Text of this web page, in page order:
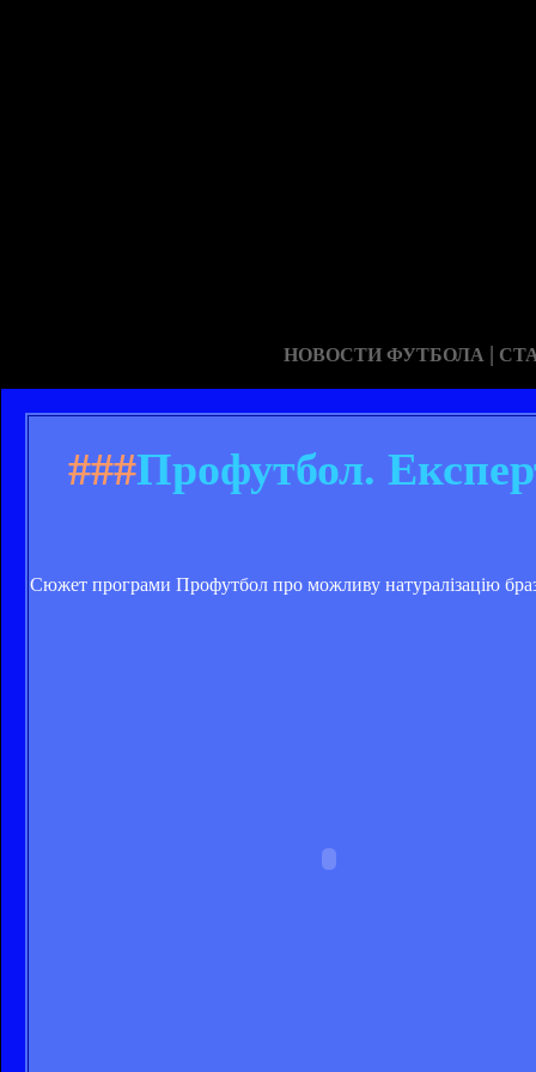
НОВОСТИ ФУТБОЛА |
###Профутбол.
Сюжет програми Профутбол про можливу натуралізацію